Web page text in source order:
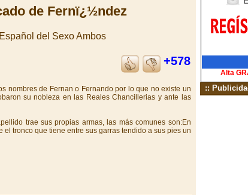
de Fernï¿½ndez
del Sexo Ambos
+578
nombres de Fernan o Fernando por lo que no existe un
su nobleza en las Reales Chancillerias y ante las
trae sus propias armas, las más comunes son:En
tronco que tiene entre sus garras tendido a sus pies un
Alta
::